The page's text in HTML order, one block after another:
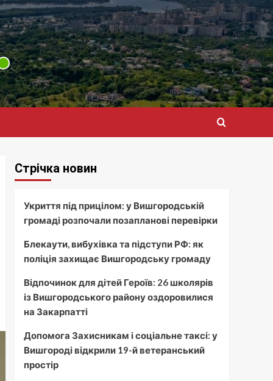
Стрічка новин
Укриття під прицілом: у Вишгородській
громаді розпочали позапланові перевірки
Блекаути, вибухівка та підступи РФ: як
поліція захищає Вишгородську громаду
Відпочинок для дітей Героїв: 26 школярів
із Вишгородського району оздоровилися
на Закарпатті
Допомога Захисникам і соціальне таксі: у
Вишгороді відкрили 19-й ветеранський
простір